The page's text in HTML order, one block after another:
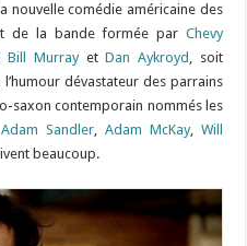
nouvelle comédie américaine des
de la bande formée par Chevy
Bill MurrayetDan Aykroyd , soit
l’humour dévastateur des parrains
saxon contemporain nommés les
Adam Sandler, Adam McKay, Will
beaucoup.